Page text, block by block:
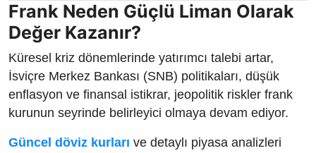
Frank Neden Güçlü Liman Olarak
Değer Kazanır?
Küresel kriz dönemlerinde yatırımcı talebi artar,
İsviçre Merkez Bankası (SNB) politikaları, düşük
enflasyon ve finansal istikrar, jeopolitik riskler frank
kurunun seyrinde belirleyici olmaya devam ediyor.
Güncel döviz kurları ve detaylı piyasa analizleri